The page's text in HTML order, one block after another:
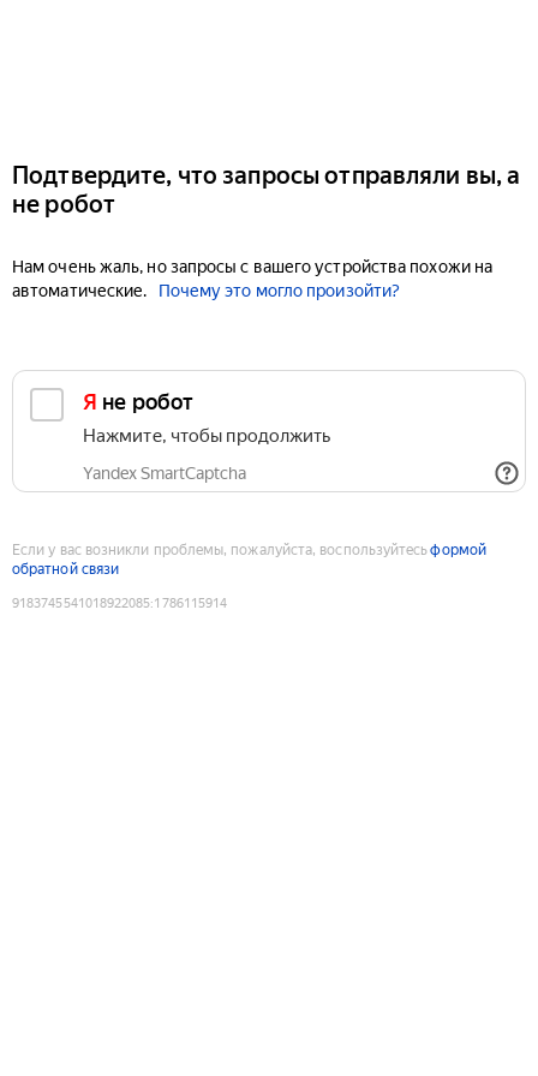
Подтвердите, что запросы отправляли вы, а
не робот
Нам очень жаль, но запросы с вашего устройства похожи на
автоматические.
Почему это могло произойти?
Я не робот
Нажмите, чтобы продолжить
Yandex SmartCaptcha
Если у вас возникли проблемы, пожалуйста, воспользуйтесьформой
обратной связи
9183745541018922085:1786115914